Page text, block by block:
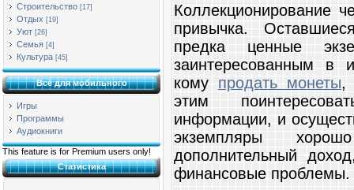
Строительство [17]
Отдых [19]
Уют [26]
Семья [4]
Культура [45]
Всё для мобильного
Игры
Программы
Аудиокниги
This feature is for Premium users only!
Статистика
Коллекционирование
привычка.
предка ценные
заинтересованным в
кому продать монеты,
этим
информации, и
экземпляры
дополнительный
финансовые проблемы.